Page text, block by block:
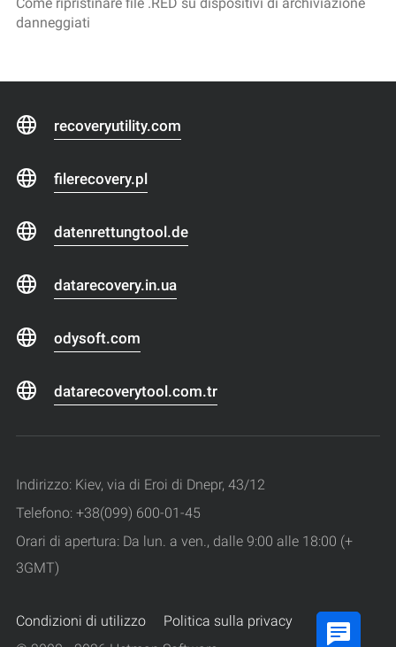
danneggiati
recoveryutility.com
filerecovery.pl
datenrettungtool.de
datarecovery.in.ua
odysoft.com
datarecoverytool.com.tr
Indirizzo: Kiev, via di Eroi di Dnepr, 43/12
Telefono: +38(099) 600-01-45
Orari di apertura: Da lun. a ven., dalle 9:00 alle 18:00 (+
3GMT)
Condizioni di utilizzo
Politica sulla privacy